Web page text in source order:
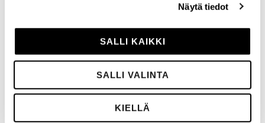
Näytä tiedot
SALLI KAIKKI
SALLI VALINTA
KIELLÄ
GALLERIA